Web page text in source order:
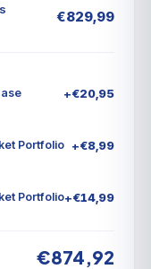
€829,99
+€20,95
Portfolio +€8,99
Portfolio+€14,99
€874,92